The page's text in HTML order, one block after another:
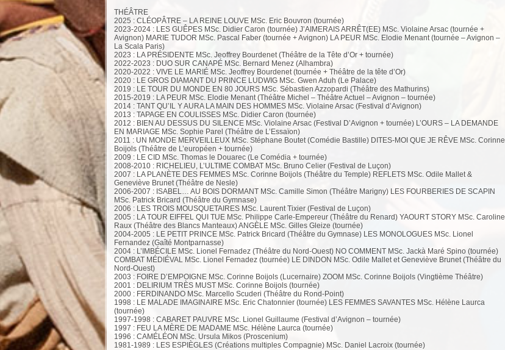
THÉÂTRE
2025 : CLÉOPÂTRE – LA REINE LOUVE MSc. Eric Bouvron (tournée)
2023-2024 : LES GUÊPES MSc. Didier Caron (tournée) J’AIMERAIS ARRÊT(EE) MSc. Violaine Arsac (tournée +
Avignon) MARIE TUDOR MSc. Pascal Faber (tournée + Avignon) LA PEUR MSc. Elodie Menant (tournée – Avignon –
La Scala Paris)
2023 : LA PRÉSIDENTE MSc. Jeoffrey Bourdenet (Théâtre de la Tête d’Or + tournée)
2022-2023 : DUO SUR CANAPÉ MSc. Bernard Menez (Alhambra)
2020-2022 : VIVE LE MARIÉ MSc. Jeoffrey Bourdenet (tournée + Théâtre de la tête d’Or)
2020 : LE GROS DIAMANT DU PRINCE LUDWIG MSc. Gwen Aduh (Le Palace)
2019 : LE TOUR DU MONDE EN 80 JOURS MSc. Sébastien Azzopardi (Théâtre des Mathurins)
2015-2019 : LA PEUR MSc. Elodie Menant (Théâtre Michel – Théâtre Actuel – Avignon – tournée)
2014 : TANT QU’IL Y AURA LA MAIN DES HOMMES MSc. Violaine Arsac (Festival d’Avignon)
2013 : TAPAGE EN COULISSES MSc. Didier Caron (tournée)
2012 : BIEN AU DESSUS DU SILENCE MSc. Violaine Arsac (Festival D’Avignon + tournée) L’OURS – LA DEMANDE
EN MARIAGE MSc. Sophie Parel (Théâtre de L’Essaïon)
2011 : UN MONDE MERVEILLEUX MSc. Stéphane Boutet (Comédie Bastille) DITES-MOI QUE JE RÊVE MSc. Corinne
Boijols (Théâtre de L’européen + tournée)
2009 : LE CID MSc. Thomas le Douarec (Le Comédia + tournée)
2008-2010 : RICHELIEU, L’ULTIME COMBAT MSc. Bruno Celier (Festival de Luçon)
2007 : LA PLANÈTE DES FEMMES MSc. Corinne Boijols (Théâtre du Temple) REFLETS MSc. Odile Mallet &
Geneviève Brunet (Théâtre de Nesle)
2006-2007 : ISABEL… AU BOIS DORMANT MSc. Camille Simon (Théâtre Marigny) LES FOURBERIES DE SCAPIN
MSc. Patrick Bricard (Théâtre du Gymnase)
2006 : LES TROIS MOUSQUETAIRES MSc. Laurent Tixier (Festival de Luçon)
2005 : LA TOUR EIFFEL QUI TUE MSc. Philippe Carle-Empereur (Théâtre du Renard) YAOURT STORY MSc. Caroline
Raux (Théâtre des Blancs Manteaux) ANGÈLE MSc. Gilles Gleize (tournée)
2004-2005 : LE PETIT PRINCE MSc. Patrick Bricard (Théâtre du Gymnase) LES MONOLOGUES MSc. Lionel
Fernandez (Gaîté Montparnasse)
2004 : L’IMBÉCILE MSc. Lionel Fernadez (Théâtre du Nord-Ouest) NO COMMENT MSc. Jackà Maré Spino (tournée)
COMBAT MÉDIÉVAL MSc. Lionel Fernadez (tournée) LE DINDON MSc. Odile Mallet et Geneviève Brunet (Théâtre du
Nord-Ouest)
2003 : FOIRE D’EMPOIGNE MSc. Corinne Boijols (Lucernaire) ZOOM MSc. Corinne Boijols (Vingtième Théâtre)
2001 : DELIRIUM TRÈS MUST MSc. Corinne Boijols (tournée)
2000 : FERDINANDO MSc. Marcello Scuderi (Théâtre du Rond-Point)
1998 : LE MALADE IMAGINAIRE MSc. Eric Chatonnier (tournée) LES FEMMES SAVANTES MSc. Hélène Laurca
(tournée)
1997-1998 : CABARET PAUVRE MSc. Lionel Guillaume (Festival d’Avignon – tournée)
1997 : FEU LA MÈRE DE MADAME MSc. Hélène Laurca (tournée)
1996 : CAMÉLÉON MSc. Ursula Mikos (Proscenium)
1981-1989 : LES ESPIÈGLES (Créations multiples Compagnie) MSc. Daniel Lacroix (tournée)